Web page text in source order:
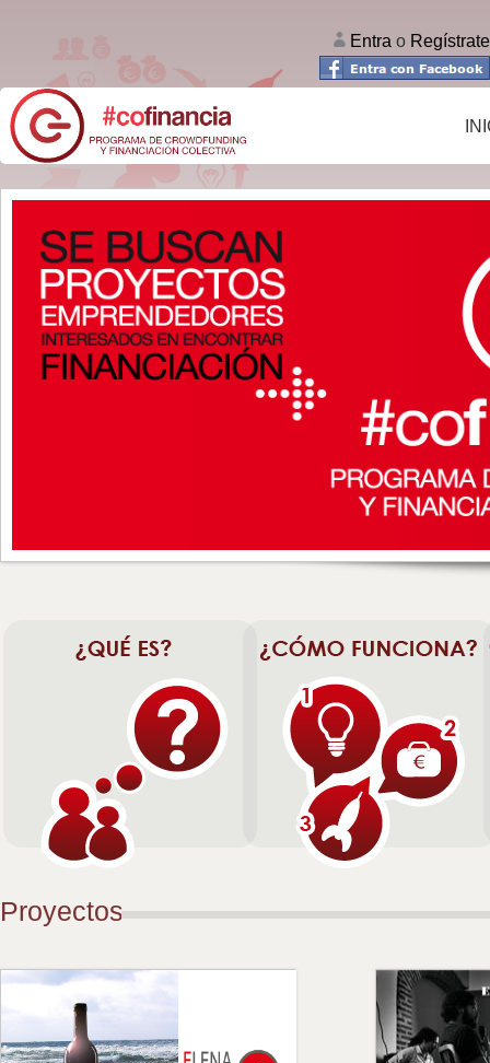
Entra o Regístrate
Proyectos